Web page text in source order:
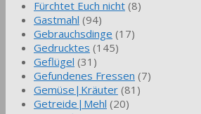
Fürchtet Euch nicht (8)
Gastmahl (94)
Gebrauchsdinge (17)
Gedrucktes (145)
Geflügel (31)
Gefundenes Fressen (7)
Gemüse|Kräuter (81)
Getreide|Mehl (20)